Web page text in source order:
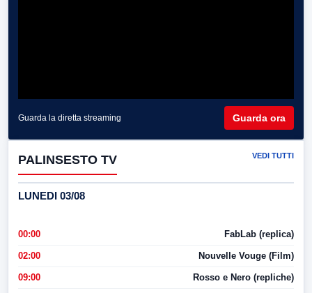
Guarda la diretta streaming Guarda ora
PALINSESTO TV VEDI TUTTI
LUNEDI 03/08
00:00 FabLab (replica)
02:00 Nouvelle Vouge (Film)
09:00 Rosso e Nero (repliche)